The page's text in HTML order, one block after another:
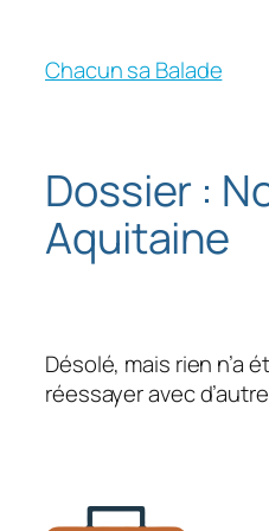
Chacun sa Balade
Dossier :
Aquitaine
Désolé, mais rien n’a
réessayer avec